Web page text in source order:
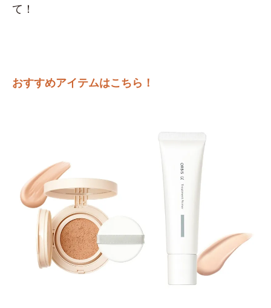
て！
おすすめアイテムはこちら！